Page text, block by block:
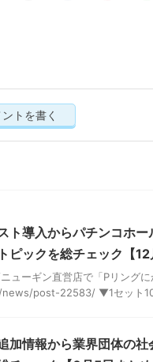
トを書く
ト導入からパチンコホ
ピックを総チェック【12
ューギン直営店で「Pリング
post-22583/ ▼1セット
加情報から業界団体の